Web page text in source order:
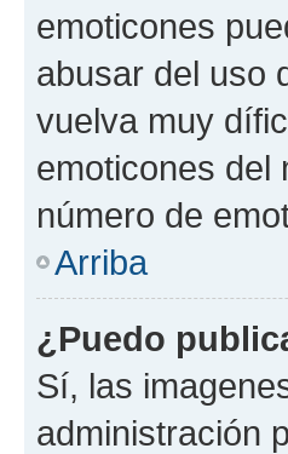
emoticones
abusar del uso
vuelva muy
emoticones del
número de
Arriba
¿Puedo
Sí, las
administración